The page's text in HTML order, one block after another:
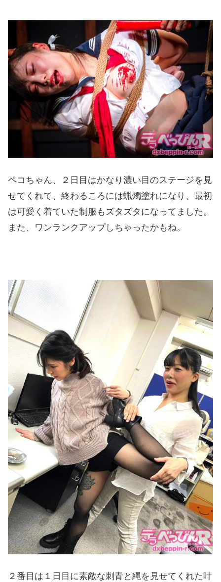
ペコちゃん、２日目はかなり濃い目のステージを見
せてくれて、終わるころには蝋燭塗れになり、最初
は可愛く着ていた制服もズタズタになってました。
また、ワンランクアップしちゃったかもね。
２番目は１日目に素敵な刺青と縄を見せてくれた叶